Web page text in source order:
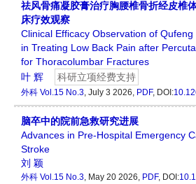
祛风骨痛凝胶膏治疗胸腰椎骨折经皮椎
床疗效观察
Clinical Efficacy Observation of
in Treating Low Back Pain after
for Thoracolumbar Fractures
叶 辉
科研立项经费支持
外科 Vol.15 No.3, July 3 2026, PDF, DOI:
脑卒中的院前急救研究进展
Advances in Pre-Hospital Emergency
Stroke
刘 颖
外科 Vol.15 No.3, May 20 2026, PDF, DOI: